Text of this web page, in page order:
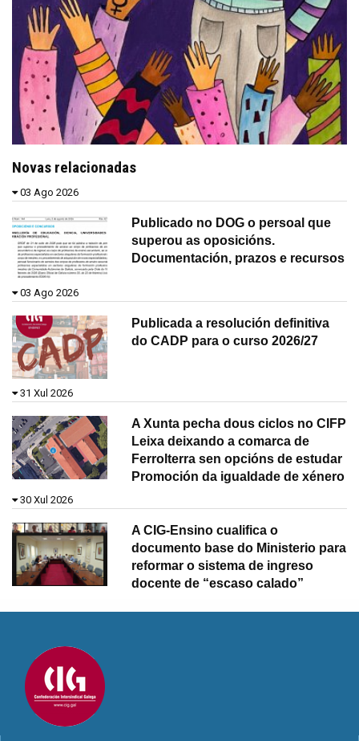
Novas relacionadas
03 Ago 2026
Publicado no DOG o persoal que
superou as oposicións.
Documentación, prazos e recursos
03 Ago 2026
Publicada a resolución definitiva
do CADP para o curso 2026/27
31 Xul 2026
A Xunta pecha dous ciclos no CIFP
Leixa deixando a comarca de
Ferrolterra sen opcións de estudar
Promoción da igualdade de xénero
30 Xul 2026
A CIG-Ensino cualifica o
documento base do Ministerio para
reformar o sistema de ingreso
docente de “escaso calado”